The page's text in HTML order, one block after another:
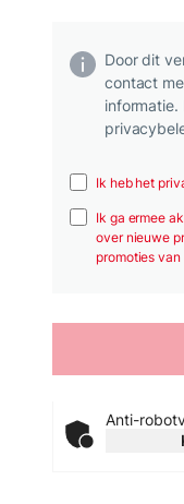
Door dit
contact
informatie.
Ik heb het
Ik ga ermee
over nieuwe
promoties
Anti-